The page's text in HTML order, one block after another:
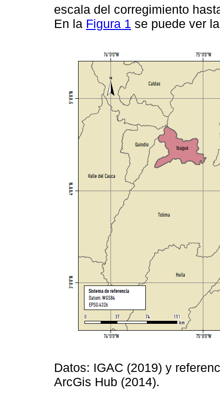
escala del corregimiento
En la Figura 1 se puede ver
Datos: IGAC (2019) y
ArcGis Hub (2014).